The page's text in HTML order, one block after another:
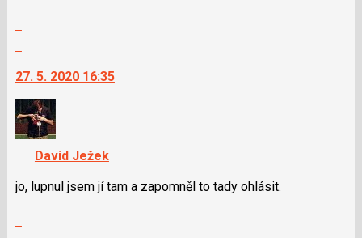
a
P
pro
předchozí
nový
názor
další
nový
názor.
K
navigaci
lze
použít
27. 5. 2020 16:35
David Ježek
jo, lupnul jsem jí tam a zapomněl to tady ohlásit.